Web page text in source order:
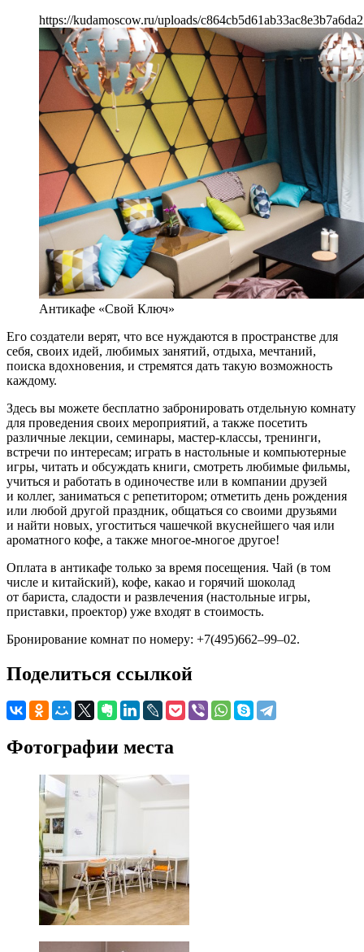
https://kudamoscow.ru/uploads/
Антикафе «Свой Ключ»
Его создатели верят, что все нуждаются в пространстве для
себя, своих идей, любимых занятий, отдыха, мечтаний,
поиска вдохновения, и стремятся дать такую возможность
каждому.
Здесь вы можете бесплатно забронировать отдельную комнату
для проведения своих мероприятий, а также посетить
различные лекции, семинары, мастер-классы, тренинги,
встречи по интересам; играть в настольные и компьютерные
игры, читать и обсуждать книги, смотреть любимые фильмы,
учиться и работать в одиночестве или в компании друзей
и коллег, заниматься с репетитором; отметить день рождения
или любой другой праздник, общаться со своими друзьями
и найти новых, угоститься чашечкой вкуснейшего чая или
ароматного кофе, а также многое-многое другое!
Оплата в антикафе только за время посещения. Чай (в том
числе и китайский), кофе, какао и горячий шоколад
от бариста, сладости и развлечения (настольные игры,
приставки, проектор) уже входят в стоимость.
Бронирование комнат по номеру: +7(495)662–99–02.
Поделиться ссылкой
Фотографии места